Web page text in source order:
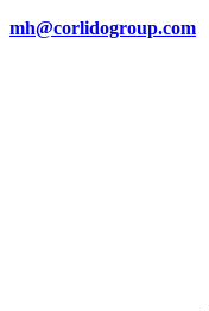
mh@corlidogroup.com